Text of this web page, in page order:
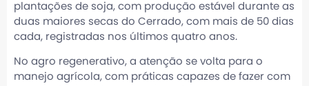
plantações de soja, com produção estável durante as
duas maiores secas do Cerrado, com mais de 50 dias
cada, registradas nos últimos quatro anos.
No agro regenerativo, a atenção se volta para o
manejo agrícola, com práticas capazes de fazer com